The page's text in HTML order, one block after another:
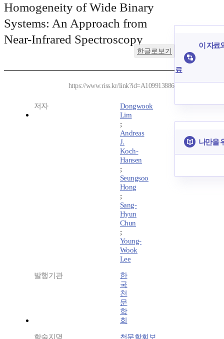
Homogeneity of Wide Binary
Systems: An Approach from
Near-Infrared Spectroscopy
한글로보기
https://www.riss.kr/link?id=A109913886
저자
Dongwook
Lim
;
Andreas
J.
Koch-
Hansen
;
Seungsoo
Hong
;
Sang-
Hyun
Chun
;
Young-
Wook
Lee
발행기관
한
국
천
문
학
회
학술지명 천문학회보
이 자료
료
나만을